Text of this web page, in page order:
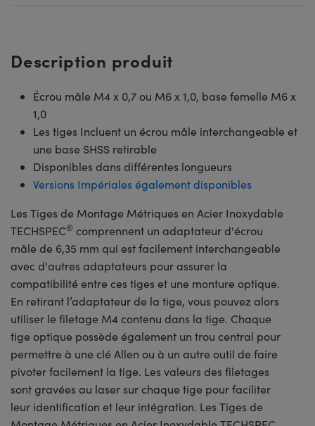
Description produit
Écrou mâle M4 x 0,7 ou M6 x 1,0, base femelle M6 x
1,0
Les tiges Incluent un écrou mâle interchangeable et
une base SHSS retirable
Disponibles dans différentes longueurs
Versions Impériales également disponibles
Les Tiges de Montage Métriques en Acier Inoxydable
TECHSPEC® comprennent un adaptateur d'écrou
mâle de 6,35 mm qui est facilement interchangeable
avec d'autres adaptateurs pour assurer la
compatibilité entre ces tiges et une monture optique.
En retirant l’adaptateur de la tige, vous pouvez alors
utiliser le filetage M4 contenu dans la tige. Chaque
tige optique possède également un trou central pour
permettre à une clé Allen ou à un autre outil de faire
pivoter facilement la tige. Les valeurs des filetages
sont gravées au laser sur chaque tige pour faciliter
leur identification et leur intégration. Les Tiges de